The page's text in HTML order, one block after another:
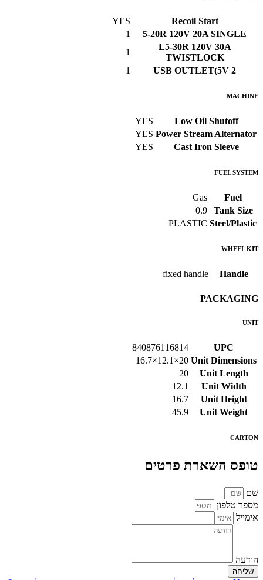
Recoil Start
YES
5-20R 120V 20A SINGLE
1
L5-30R 120V 30A
TWISTLOCK
1
USB OUTLET(5V 2
1
MACHINE
Low Oil Shutoff
YES
Power Stream Alternator
YES
Cast Iron Sleeve
YES
FUEL SYSTEM
Fuel
Gas
Tank Size
0.9
Steel/Plastic
PLASTIC
WHEEL KIT
Handle
fixed handle
PACKAGING
UNIT
UPC
840876116814
Unit Dimensions
20×12.1×16.7
Unit Length
20
Unit Width
12.1
Unit Height
16.7
Unit Weight
45.9
CARTON
טופס השארת פרטים
שם
מספר טלפון
אימייל
הודעה
שליחה